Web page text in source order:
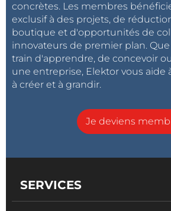
concrètes. Les membres
exclusif à des projets, de
boutique et d'opportunités de
innovateurs de premier plan. Que
train d'apprendre, de concevoir
une entreprise, Elektor vous aide
à créer et à grandir.
Je deviens
SERVICES